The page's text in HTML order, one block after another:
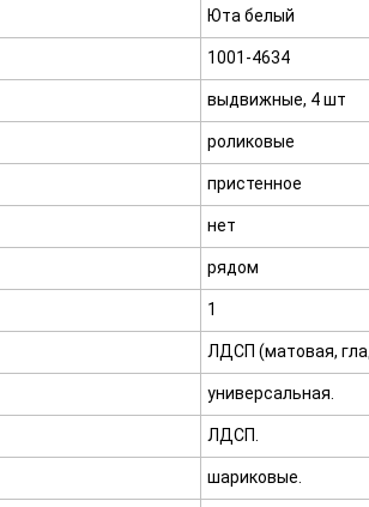
Юта белый
1001-4634
выдвижные, 4 шт
роликовые
пристенное
нет
рядом
1
ЛДСП (матовая,
универсальная.
ЛДСП.
шариковые.